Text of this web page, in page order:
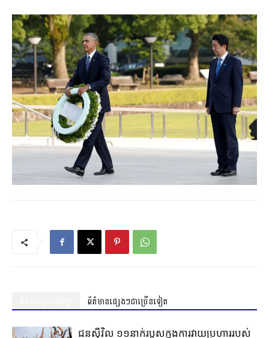
ព័ត៌មានផ្សេងៗជាច្រើនទៀត
ជនស៊ីវិល ១១នាក់របួសក្នុងការវាយប្រហាររបស់